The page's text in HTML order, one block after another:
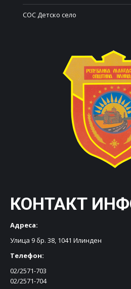
СОС Детско село
КОНТАКТ
Адреса:
Улица 9 бр. 38, 1041 Илинден
Телефон:
02/2571-703
02/2571-704